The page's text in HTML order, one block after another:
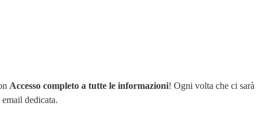
Accesso completo a tutte le informazioni! Ogni volta che ci sarà
dedicata.